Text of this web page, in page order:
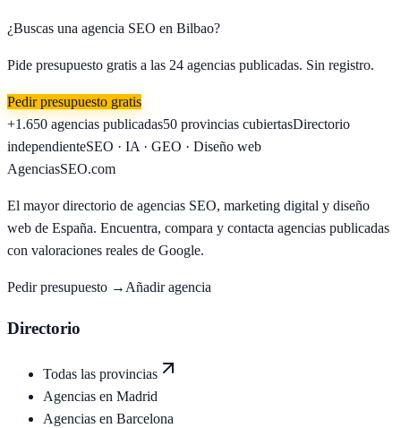
¿Buscas una agencia SEO en Bilbao?
Pide presupuesto gratis a las 24 agencias publicadas. Sin registro.
Pedir presupuesto gratis
+1.650 agencias publicadas50 provincias cubiertasDirectorio
independienteSEO · IA · GEO · Diseño web
AgenciasSEO.com
El mayor directorio de agencias SEO, marketing digital y diseño
web de España. Encuentra, compara y contacta agencias publicadas
con valoraciones reales de Google.
Pedir presupuesto → Añadir agencia
Directorio
Todas las provincias
Agencias en Madrid
Agencias en Barcelona